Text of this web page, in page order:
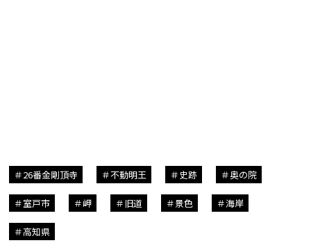
26番金剛頂寺 不動明王 史跡 奥の院
室戸市 岬 旧道 景色 海岸
高知県